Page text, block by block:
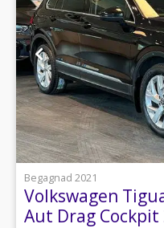
Begagnad 2021
Volkswagen
Aut Drag Cockpit